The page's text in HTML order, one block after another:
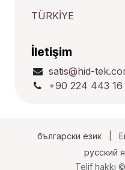
TÜRKİYE
İletişim
satis@hid-
+90 224 443 16
Telif hakkı
български език
русский